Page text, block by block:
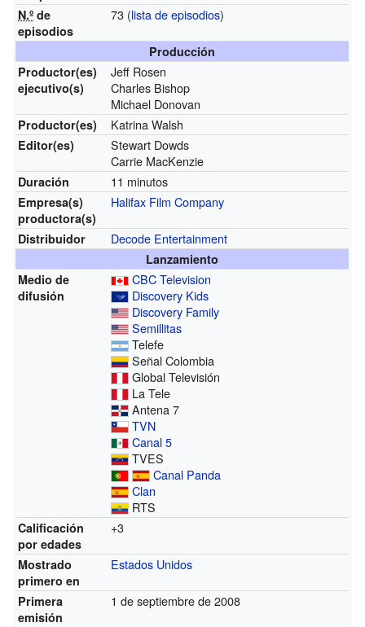
N.º de
episodios
73 (lista de episodios)
Producción
Productor(es)
ejecutivo(s)
Jeff Rosen
Charles Bishop
Michael Donovan
Productor(es) Katrina Walsh
Editor(es)
Stewart Dowds
Carrie MacKenzie
Duración 11 minutos
Empresa(s)
productora(s)
Halifax Film Company
Distribuidor Decode Entertainment
Lanzamiento
Medio de
difusión
CBC Television
Discovery Kids
Discovery Family
Semillitas
Telefe
Señal Colombia
Global Televisión
La Tele
Antena 7
TVN
Canal 5
TVES
Canal Panda
Clan
RTS
Calificación
por edades
+3
Mostrado
primero en
Estados Unidos
Primera
emisión
1 de septiembre de 2008